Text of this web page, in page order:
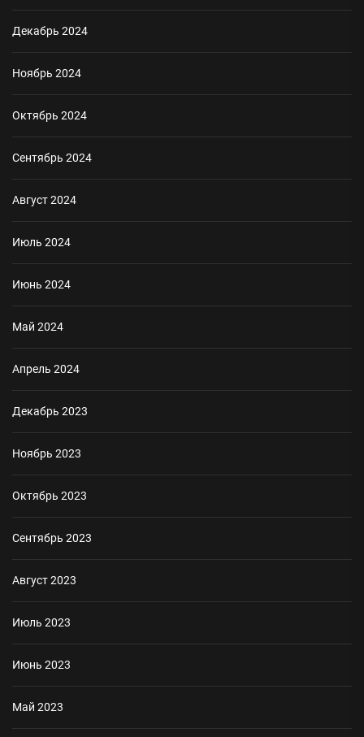
Декабрь 2024
Ноябрь 2024
Октябрь 2024
Сентябрь 2024
Август 2024
Июль 2024
Июнь 2024
Май 2024
Апрель 2024
Декабрь 2023
Ноябрь 2023
Октябрь 2023
Сентябрь 2023
Август 2023
Июль 2023
Июнь 2023
Май 2023